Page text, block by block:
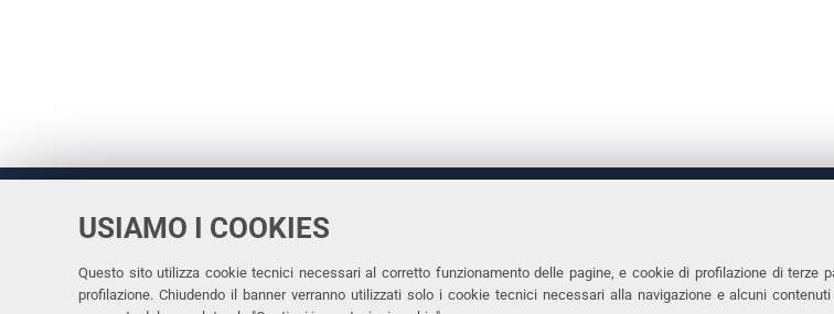
USIAMO I COOKIES
Questo sito utilizza cookie tecnici necessari al corretto funzionamento delle pagine, e cookie di profilazione di terze
profilazione. Chiudendo il banner verranno utilizzati solo i cookie tecnici necessari alla navigazione e alcuni
Università
di Ferrara
Rettrice: Prof.ssa Laura Ramaciotti
via Ludovico Ariosto, 35 - 44121 Ferrara